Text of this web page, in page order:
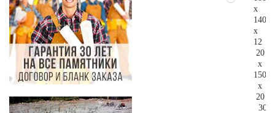
x
140
x
12
20
x
150
x
20